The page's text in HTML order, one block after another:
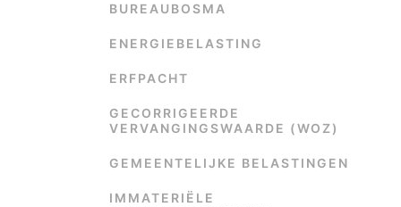
BUREAUBOSMA
ENERGIEBELASTING
ERFPACHT
GECORRIGEERDE
VERVANGINGSWAARDE (WOZ)
GEMEENTELIJKE BELASTINGEN
IMMATERIËLE